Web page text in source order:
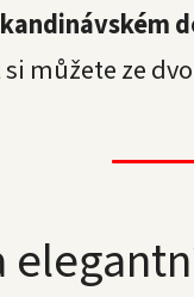
si můžete ze